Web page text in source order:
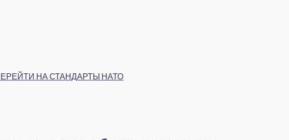
НА СТАНДАРТЫ НАТО